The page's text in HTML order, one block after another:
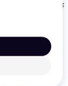
Eglo Manfria